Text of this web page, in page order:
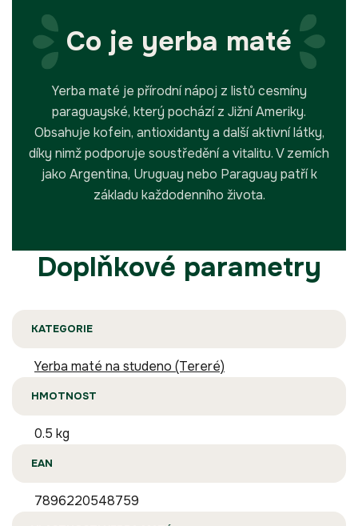
Co je yerba maté
Yerba maté je přírodní nápoj z listů cesmíny
paraguayské, který pochází z Jižní Ameriky.
Obsahuje kofein, antioxidanty a další aktivní látky,
díky nimž podporuje soustředění a vitalitu. V zemích
jako Argentina, Uruguay nebo Paraguay patří k
základu každodenního života.
Doplňkové parametry
KATEGORIE
Yerba maté na studeno (Tereré)
HMOTNOST
0.5 kg
EAN
7896220548759